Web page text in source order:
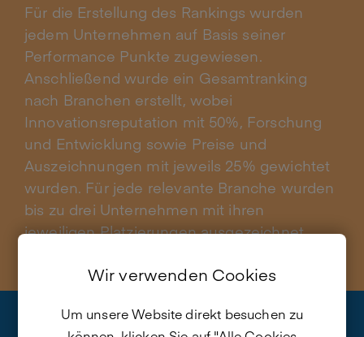
Für die Erstellung des Rankings wurden
jedem Unternehmen auf Basis seiner
Performance Punkte zugewiesen.
Anschließend wurde ein Gesamtranking
nach Branchen erstellt, wobei
Innovationsreputation mit 50%, Forschung
und Entwicklung sowie Preise und
Auszeichnungen mit jeweils 25% gewichtet
wurden. Für jede relevante Branche wurden
bis zu drei Unternehmen mit ihren
jeweiligen Platzierungen ausgezeichnet.
Wir verwenden Cookies
Um unsere Website direkt besuchen zu